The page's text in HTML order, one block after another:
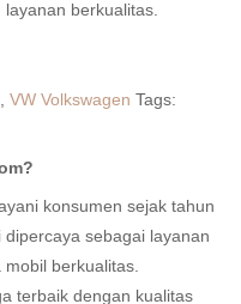
berkualitas.
, VW Volkswagen Tags:
konsumen sejak tahun
sebagai layanan
berkualitas.
terbaik dengan kualitas